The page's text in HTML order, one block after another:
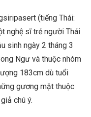
(tiếng Thái:
sĩ trẻ người Thái
sinh ngày 2 tháng 3
Ngư và thuộc nhóm
183cm dù tuổi
gương mặt thuộc
chú ý.